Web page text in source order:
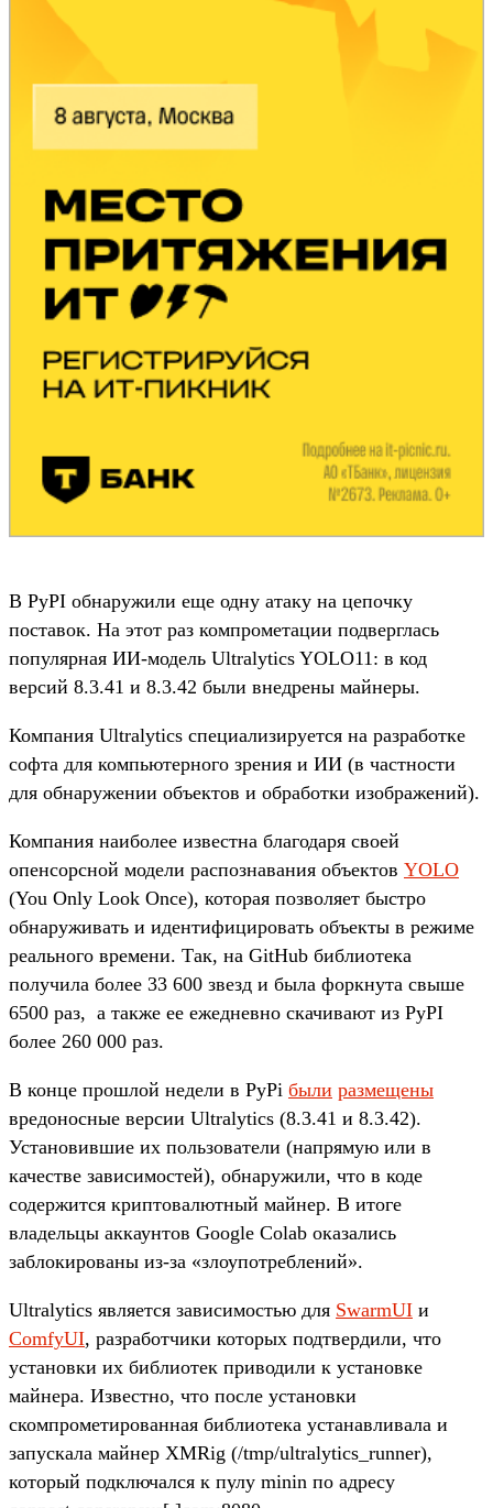
В PyPI обнаружили еще одну атаку на цепочку
поставок. На этот раз компрометации подверглась
популярная ИИ-модель Ultralytics YOLO11: в код
версий 8.3.41 и 8.3.42 были внедрены майнеры.
Компания Ultralytics специализируется на разработке
софта для компьютерного зрения и ИИ (в частности
для обнаружении объектов и обработки изображений).
Компания наиболее известна благодаря своей
опенсорсной модели распознавания объектов YOLO
(You Only Look Once), которая позволяет быстро
обнаруживать и идентифицировать объекты в режиме
реального времени. Так, на GitHub библиотека
получила более 33 600 звезд и была форкнута свыше
6500 раз, а также ее ежедневно скачивают из PyPI
более 260 000 раз.
В конце прошлой недели в PyPi были размещены
вредоносные версии Ultralytics (8.3.41 и 8.3.42).
Установившие их пользователи (напрямую или в
качестве зависимостей), обнаружили, что в коде
содержится криптовалютный майнер. В итоге
владельцы аккаунтов Google Colab оказались
заблокированы из-за «злоупотреблений».
Ultralytics является зависимостью для SwarmUI и
ComfyUI, разработчики которых подтвердили, что
установки их библиотек приводили к установке
майнера. Известно, что после установки
скомпрометированная библиотека устанавливала и
запускала майнер XMRig (/tmp/ultralytics_runner),
который подключался к пулу minin по адресу